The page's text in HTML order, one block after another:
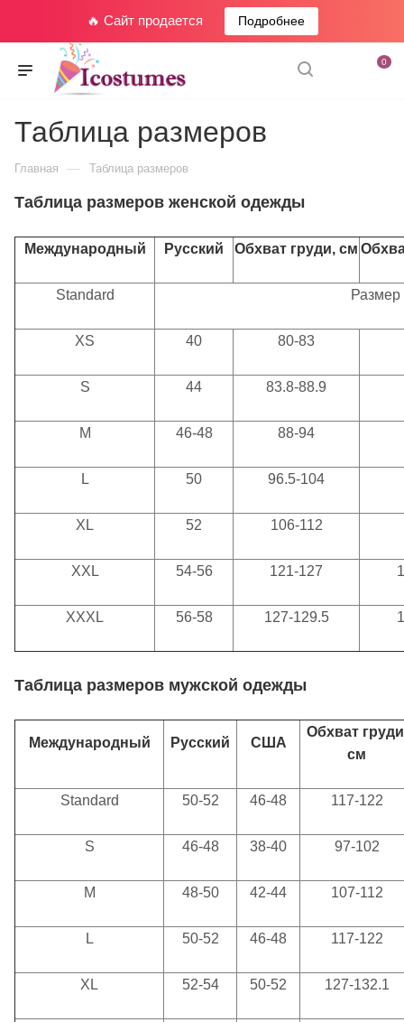
🔥 Сайт продается Подробнее
0
Таблица размеров
Главная — Таблица размеров
Таблица размеров женской одежды
Международный Русский Обхват груди, см
Standard Размер
XS 40 80-83
S 44 83.8-88.9
M 46-48 88-94
L 50 96.5-104
XL 52 106-112
XXL 54-56 121-127
XXXL 56-58 127-129.5
Таблица размеров мужской одежды
Международный Русский США
Обхват
см
Standard 50-52 46-48 117-122
S 46-48 38-40 97-102
M 48-50 42-44 107-112
L 50-52 46-48 117-122
XL 52-54 50-52 127-132.1